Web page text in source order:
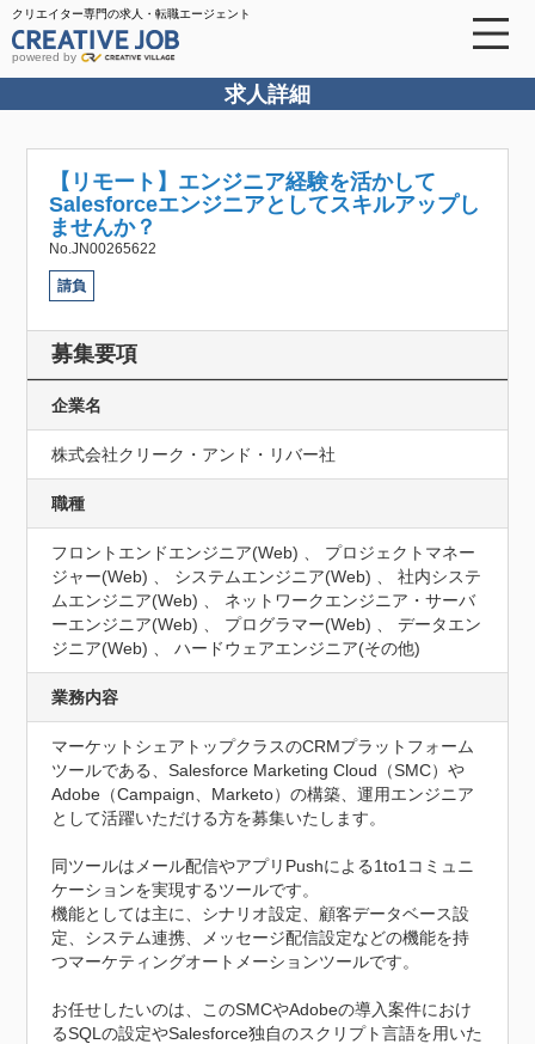
クリエイター専門の求人・転職エージェント
powered by
求人詳細
【リモート】エンジニア経験を活かして
Salesforceエンジニアとしてスキルアップし
ませんか？
No.JN00265622
請負
募集要項
企業名
株式会社クリーク・アンド・リバー社
職種
フロントエンドエンジニア(Web) 、 プロジェクトマネー
ジャー(Web) 、 システムエンジニア(Web) 、 社内システ
ムエンジニア(Web) 、 ネットワークエンジニア・サーバ
ーエンジニア(Web) 、 プログラマー(Web) 、 データエン
ジニア(Web) 、 ハードウェアエンジニア(その他)
業務内容
マーケットシェアトップクラスのCRMプラットフォーム
ツールである、Salesforce Marketing Cloud（SMC）や
Adobe（Campaign、Marketo）の構築、運用エンジニア
として活躍いただける方を募集いたします。
同ツールはメール配信やアプリPushによる1to1コミュニ
ケーションを実現するツールです。
機能としては主に、シナリオ設定、顧客データベース設
定、システム連携、メッセージ配信設定などの機能を持
つマーケティングオートメーションツールです。
お任せしたいのは、このSMCやAdobeの導入案件におけ
るSQLの設定やSalesforce独自のスクリプト言語を用いた